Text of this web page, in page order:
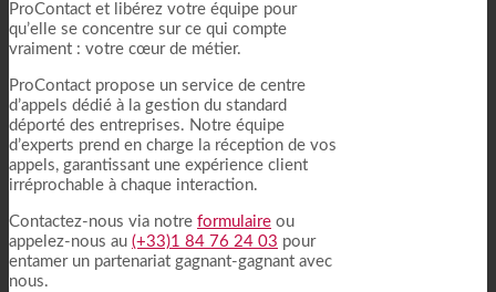
ProContact et libérez votre équipe pour
qu’elle se concentre sur ce qui compte
vraiment : votre cœur de métier.
ProContact propose un service de centre
d’appels dédié à la gestion du standard
déporté des entreprises. Notre équipe
d’experts prend en charge la réception de vos
appels, garantissant une expérience client
irréprochable à chaque interaction.
Contactez-nous via notre formulaire ou
appelez-nous au (+33)1 84 76 24 03 pour
entamer un partenariat gagnant-gagnant avec
nous.